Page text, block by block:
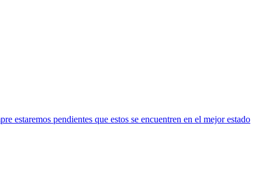
estaremos pendientes que estos se encuentren en el mejor estado